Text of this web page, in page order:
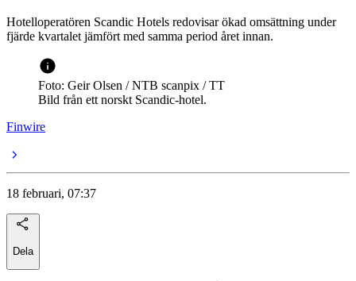
Hotelloperatören Scandic Hotels redovisar ökad omsättning under
fjärde kvartalet jämfört med samma period året innan.
Foto: Geir Olsen / NTB scanpix / TT
Bild från ett norskt Scandic-hotel.
Finwire
18 februari, 07:37
Dela